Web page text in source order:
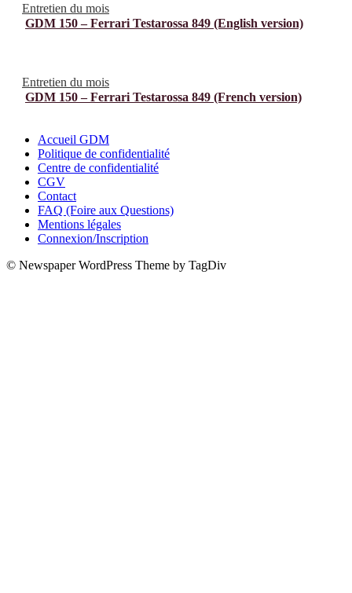
Entretien du mois
GDM 150 – Ferrari Testarossa 849 (English version)
Entretien du mois
GDM 150 – Ferrari Testarossa 849 (French version)
Accueil GDM
Politique de confidentialité
Centre de confidentialité
CGV
Contact
FAQ (Foire aux Questions)
Mentions légales
Connexion/Inscription
© Newspaper WordPress Theme by TagDiv